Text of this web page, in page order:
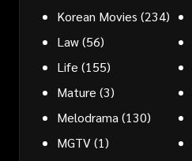
Korean Movies (234)
Law(56)
Life (155)
Mature (3)
Melodrama (130)
MGTV(1)